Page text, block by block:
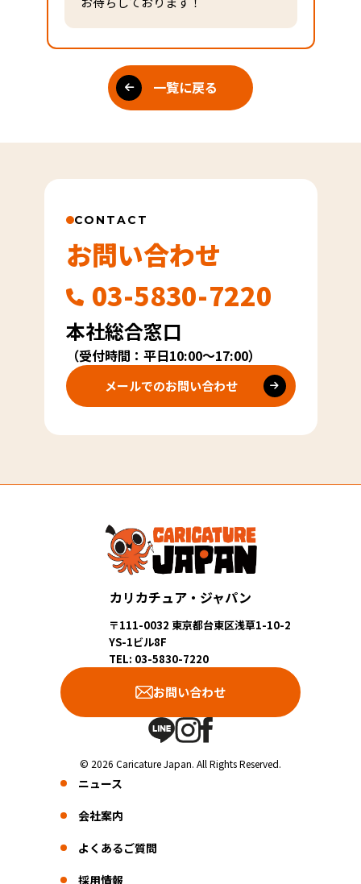
一覧に戻る
CONTACT
お問い合わせ
03-5830-7220
本社総合窓口
（受付時間：平日10:00～17:00）
メールでのお問い合わせ
カリカチュア・ジャパン
〒111-0032 東京都台東区浅草1-10-2
YS-1ビル8F
TEL: 03-5830-7220
ニュース
会社案内
よくあるご質問
採用情報
お問い合わせ
© 2026 Caricature Japan. All Rights Reserved.